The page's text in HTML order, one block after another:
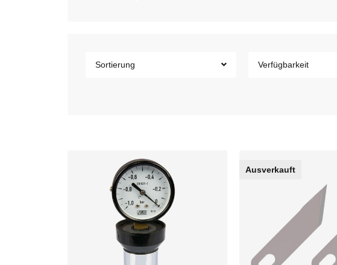
Sortierung Verfügbarkeit
Ausverkauft